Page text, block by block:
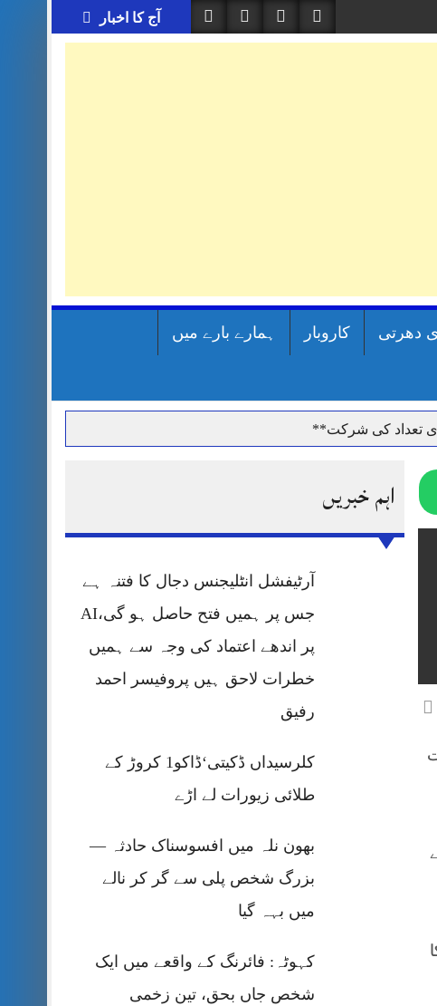
آج کا اخبار
دھرتی کاروبار ہمارے بارے میں
تعداد کی شرکت**
کی حرمت پر قربان
کی پریس کانفرنس
اہم خبریں
آرٹیفشل انٹلیجنس دجال کا فتنہ ہے
جس پر ہمیں فتح حاصل ہو گی،AI
پر اندھے اعتماد کی وجہ سے ہمیں
خطرات لاحق ہیں پروفیسر احمد
رفیق
کلرسیداں ڈکیتی‘ڈاکو1 کروڑ کے
طلائی زیورات لے اڑے
بھون نلہ میں افسوسناک حادثہ —
بزرگ شخص پلی سے گر کر نالے
میں بہہ گیا
کہوٹہ: فائرنگ کے واقعے میں ایک
شخص جاں بحق، تین زخمی